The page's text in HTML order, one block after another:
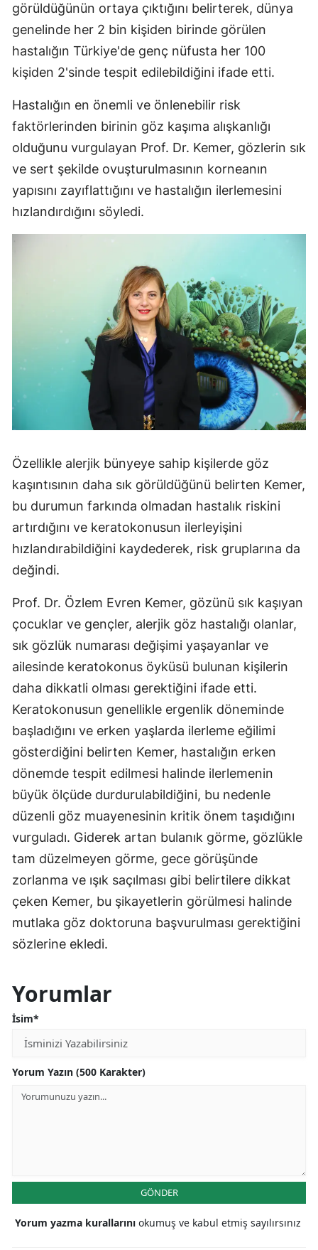
görüldüğünün ortaya çıktığını belirterek, dünya
genelinde her 2 bin kişiden birinde görülen
hastalığın Türkiye'de genç nüfusta her 100
kişiden 2'sinde tespit edilebildiğini ifade etti.
Hastalığın en önemli ve önlenebilir risk
faktörlerinden birinin göz kaşıma alışkanlığı
olduğunu vurgulayan Prof. Dr. Kemer, gözlerin sık
ve sert şekilde ovuşturulmasının korneanın
yapısını zayıflattığını ve hastalığın ilerlemesini
hızlandırdığını söyledi.
Özellikle alerjik bünyeye sahip kişilerde göz
kaşıntısının daha sık görüldüğünü belirten Kemer,
bu durumun farkında olmadan hastalık riskini
artırdığını ve keratokonusun ilerleyişini
hızlandırabildiğini kaydederek, risk gruplarına da
değindi.
Prof. Dr. Özlem Evren Kemer, gözünü sık kaşıyan
çocuklar ve gençler, alerjik göz hastalığı olanlar,
sık gözlük numarası değişimi yaşayanlar ve
ailesinde keratokonus öyküsü bulunan kişilerin
daha dikkatli olması gerektiğini ifade etti.
Keratokonusun genellikle ergenlik döneminde
başladığını ve erken yaşlarda ilerleme eğilimi
gösterdiğini belirten Kemer, hastalığın erken
dönemde tespit edilmesi halinde ilerlemenin
büyük ölçüde durdurulabildiğini, bu nedenle
düzenli göz muayenesinin kritik önem taşıdığını
vurguladı. Giderek artan bulanık görme, gözlükle
tam düzelmeyen görme, gece görüşünde
zorlanma ve ışık saçılması gibi belirtilere dikkat
çeken Kemer, bu şikayetlerin görülmesi halinde
mutlaka göz doktoruna başvurulması gerektiğini
sözlerine ekledi.
Yorumlar
İsim*
Yorum Yazın (500 Karakter)
GÖNDER
Yorum yazma kurallarını okumuş ve kabul etmiş sayılırsınız